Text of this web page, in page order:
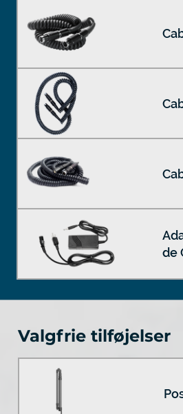
de
Valgfrie tilføjelser